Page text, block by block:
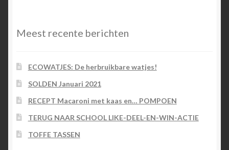
Meest recente berichten
ECOWATJES: De herbruikbare watjes!
SOLDEN Januari 2021
RECEPT Macaroni met kaas en… POMPOEN
TERUG NAAR SCHOOL LIKE-DEEL-EN-WIN-ACTIE
TOFFE TASSEN